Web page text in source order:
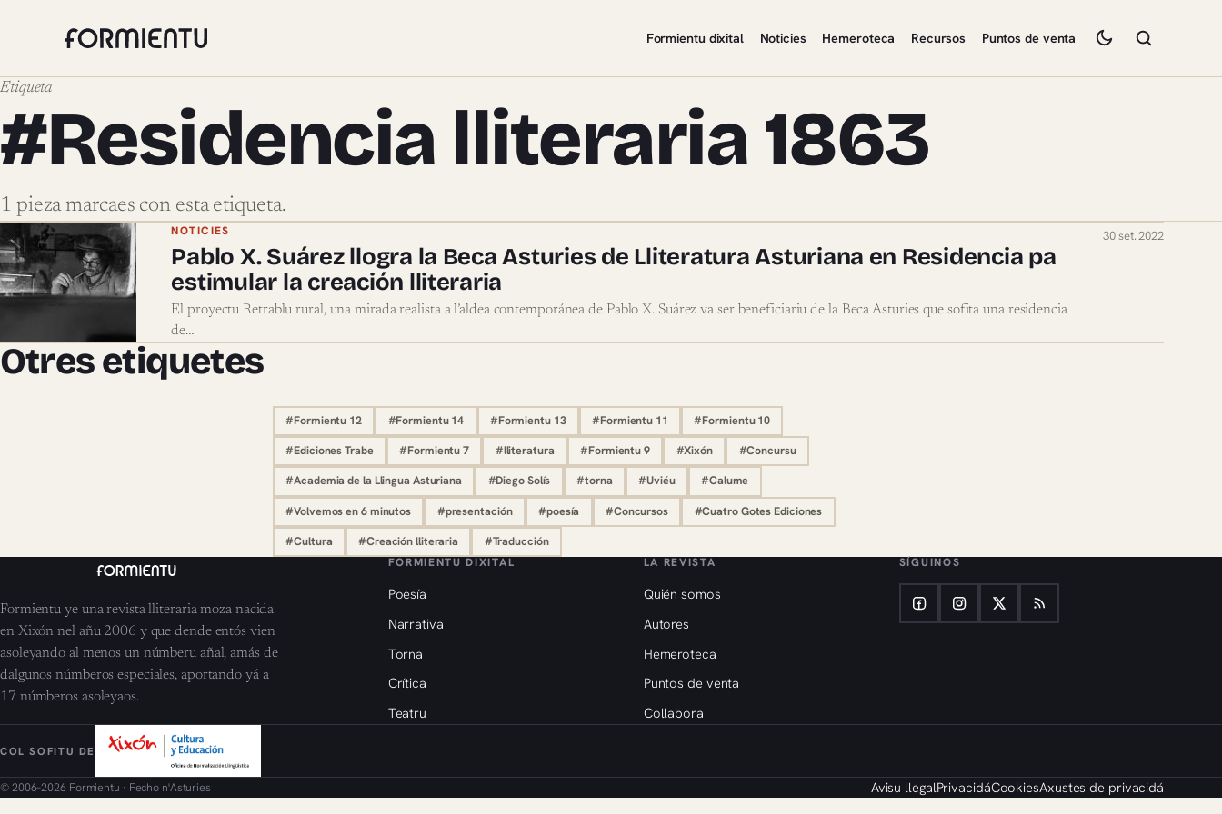
Formientu dixital Noticies Hemeroteca Recursos Puntos de venta
Etiqueta
#Residencia lliteraria 1863
1 pieza marcaes con esta etiqueta.
Pieces marcaes con #Residencia lliteraria 1863
NOTICIES
Pablo X. Suárez llogra la Beca Asturies de Lliteratura Asturiana en Residencia pa
estimular la creación lliteraria
El proyectu Retrablu rural, una mirada realista a l’aldea contemporánea de Pablo X. Suárez va ser beneficiariu de la Beca Asturies que sofita una residencia
de…
30 set. 2022
Otres etiquetes
#Formientu 12 #Formientu 14 #Formientu 13 #Formientu 11 #Formientu 10
#Ediciones Trabe #Formientu 7 #lliteratura #Formientu 9 #Xixón #Concursu
#Academia de la Llingua Asturiana #Diego Solís #torna #Uviéu #Calume
#Volvemos en 6 minutos #presentación #poesía #Concursos #Cuatro Gotes Ediciones
#Cultura #Creación lliteraria #Traducción
Formientu ye una revista lliteraria moza nacida
en Xixón nel añu 2006 y que dende entós vien
asoleyando al menos un númberu añal, amás de
dalgunos númberos especiales, aportando yá a
17 númberos asoleyaos.
FORMIENTU DIXITAL
Poesía
Narrativa
Torna
Crítica
Teatru
LA REVISTA
Quién somos
Autores
Hemeroteca
Puntos de venta
Collabora
SÍGUINOS
COL SOFITU DE
© 2006–2026 Formientu · Fecho n'Asturies Avisu llegalPrivacidáCookiesAxustes de privacidá